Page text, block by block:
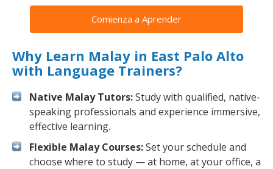
Comienza a Aprender
Why Learn Malay in East Palo Alto
with Language Trainers?
Native Malay Tutors:Study with qualified, native-
speaking professionals and experience immersive,
effective learning.
Flexible Malay Courses:Set your schedule and
choose where to study — at home, at your office, a